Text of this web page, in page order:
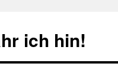
ich hin!